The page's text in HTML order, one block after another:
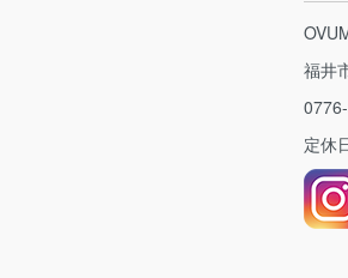
福井
定休